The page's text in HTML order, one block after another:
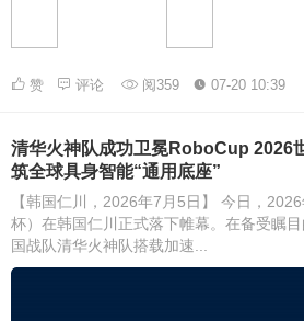
赞 评论 阅359 07-20 10:39
清华火神队成功卫冕RoboCup 2026
筑全球具身智能“通用底座”
【韩国仁川，2026年7月5日】 今日，
杯）在韩国仁川正式落下帷幕。在备受瞩
国战队清华火神队搭载加速...